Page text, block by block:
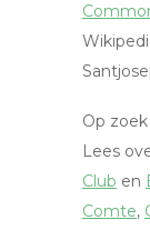
Op
Lees
Club en
Comte,